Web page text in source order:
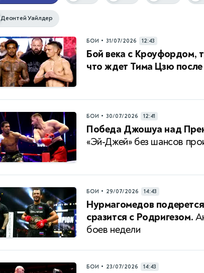
Деонтей Уайлдер
БОИ • 31/07/2026 12:43
Бой века с Кроуфордом,
что ждет Тима Цзю
БОИ • 30/07/2026 12:41
Победа Джошуа над
«Эй-Джей» без шансов
БОИ • 29/07/2026 14:43
Нурмагомедов
сразится с Родригезом.
боев недели
БОИ • 23/07/2026 14:43